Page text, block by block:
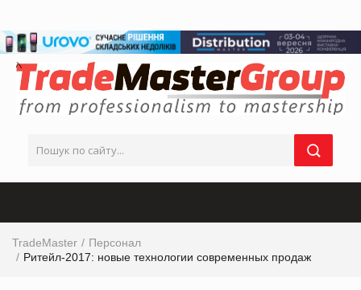
TradeMaster
Персонал
Ритейл-2017: новые технологии современных продаж